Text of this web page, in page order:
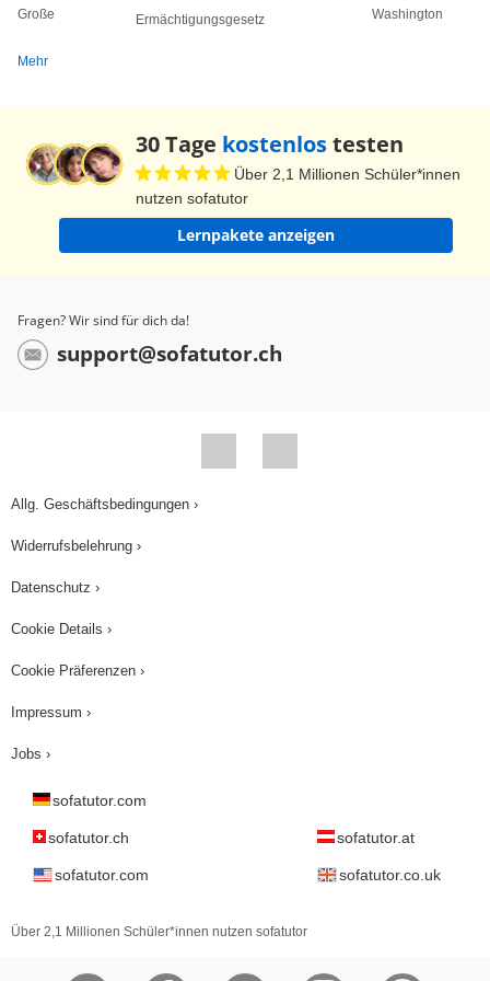
Große
Ermächtigungsgesetz
Washington
Mehr
30 Tage kostenlostesten
Über 2,1 Millionen Schüler*innen
nutzen sofatutor
Lernpakete anzeigen
Fragen? Wir sind für dich da!
support@sofatutor.ch
Allg. Geschäftsbedingungen ›
Widerrufsbelehrung ›
Datenschutz ›
Cookie Details ›
Cookie Präferenzen ›
Impressum ›
Jobs ›
sofatutor.com
sofatutor.ch sofatutor.at
sofatutor.com sofatutor.co.uk
Über 2,1 Millionen Schüler*innen nutzen sofatutor